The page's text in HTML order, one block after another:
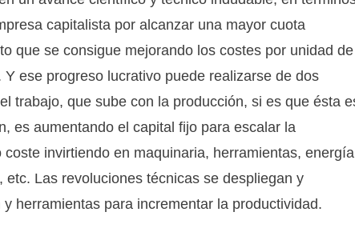
capitalista por alcanzar una mayor cuota
que se consigue mejorando los costes por unidad de
ese progreso lucrativo puede realizarse de dos
trabajo, que sube con la producción, si es que ésta
es aumentando el capital fijo para escalar la
invirtiendo en maquinaria, herramientas,
Las revoluciones técnicas se despliegan y
herramientas para incrementar la productividad.